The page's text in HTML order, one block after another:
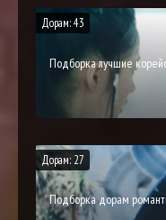
Дорам: 43
Подборка лучшие
Дорам: 27
Подборка дорам